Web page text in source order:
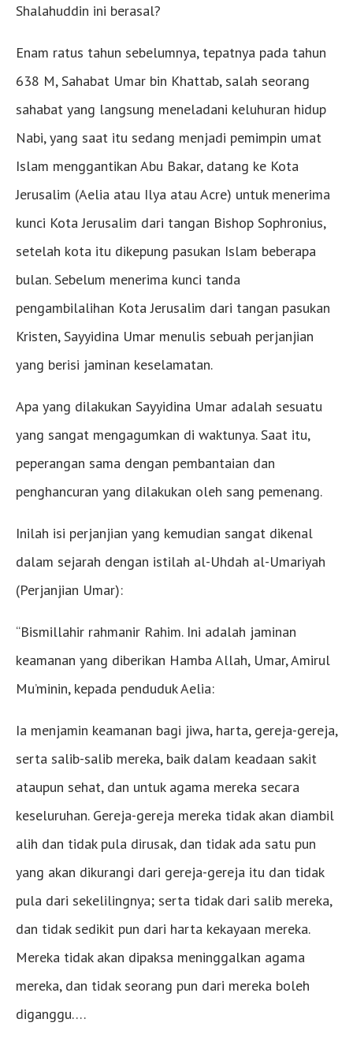
Shalahuddin ini berasal?
Enam ratus tahun sebelumnya, tepatnya pada tahun
638 M, Sahabat Umar bin Khattab, salah seorang
sahabat yang langsung meneladani keluhuran hidup
Nabi, yang saat itu sedang menjadi pemimpin umat
Islam menggantikan Abu Bakar, datang ke Kota
Jerusalim (Aelia atau Ilya atau Acre) untuk menerima
kunci Kota Jerusalim dari tangan Bishop Sophronius,
setelah kota itu dikepung pasukan Islam beberapa
bulan. Sebelum menerima kunci tanda
pengambilalihan Kota Jerusalim dari tangan pasukan
Kristen, Sayyidina Umar menulis sebuah perjanjian
yang berisi jaminan keselamatan.
Apa yang dilakukan Sayyidina Umar adalah sesuatu
yang sangat mengagumkan di waktunya. Saat itu,
peperangan sama dengan pembantaian dan
penghancuran yang dilakukan oleh sang pemenang.
Inilah isi perjanjian yang kemudian sangat dikenal
dalam sejarah dengan istilah al-Uhdah al-Umariyah
(Perjanjian Umar):
“Bismillahir rahmanir Rahim. Ini adalah jaminan
keamanan yang diberikan Hamba Allah, Umar, Amirul
Mu’minin, kepada penduduk Aelia:
Ia menjamin keamanan bagi jiwa, harta, gereja-gereja,
serta salib-salib mereka, baik dalam keadaan sakit
ataupun sehat, dan untuk agama mereka secara
keseluruhan. Gereja-gereja mereka tidak akan diambil
alih dan tidak pula dirusak, dan tidak ada satu pun
yang akan dikurangi dari gereja-gereja itu dan tidak
pula dari sekelilingnya; serta tidak dari salib mereka,
dan tidak sedikit pun dari harta kekayaan mereka.
Mereka tidak akan dipaksa meninggalkan agama
mereka, dan tidak seorang pun dari mereka boleh
diganggu….